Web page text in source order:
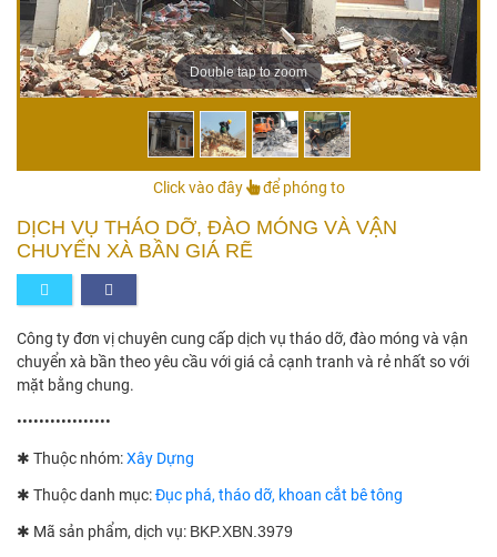
Double tap to zoom
Click vào đây để phóng to
DỊCH VỤ THÁO DỠ, ĐÀO MÓNG VÀ VẬN
CHUYỂN XÀ BẦN GIÁ RẼ
Công ty đơn vị chuyên cung cấp dịch vụ tháo dỡ, đào móng và vận
chuyển xà bần theo yêu cầu với giá cả cạnh tranh và rẻ nhất so với
mặt bằng chung.
•••••••••••••••••
✱ Thuộc nhóm:Xây Dựng
✱ Thuộc danh mục:Đục phá, tháo dỡ, khoan cắt bê tông
✱ Mã sản phẩm, dịch vụ: BKP.XBN.3979